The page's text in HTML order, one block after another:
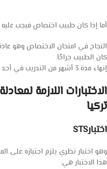
أما إذا كان طبيب اختصاص فيجب عليه
النجاح في امتحان الاختصاص وهو
كان الطبيب جراحًا.
إنهاء مدة 3 أشهر من التدريب في أحد المستشفيات المعتمدة.
الاختبارات اللازمة
تركيا
اختبارSTS
وهو اختبار نظري يلزم اجتيازه على
هذا الاختبار هي: